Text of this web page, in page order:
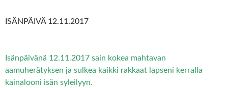
ISÄNPÄIVÄ 12.11.2017
Isänpäivänä 12.11.2017 sain kokea mahtavan
aamuherätyksen ja sulkea kaikki rakkaat lapseni kerralla
kainalooni isän syleilyyn.